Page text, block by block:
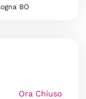
BO
Ora Chiuso